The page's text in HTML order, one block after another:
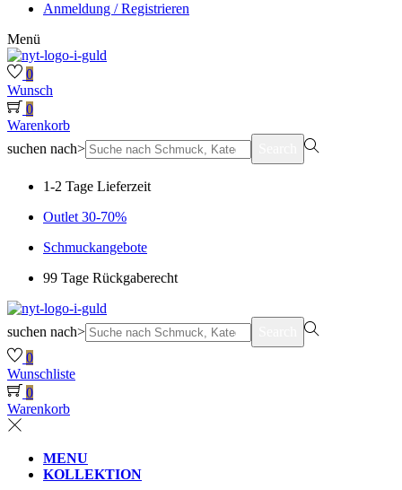
Anmeldung / Registrieren
Menü
0
Wunsch
0
Warenkorb
suchen nach>
1-2 Tage Lieferzeit
Outlet 30-70%
Schmuckangebote
99 Tage Rückgaberecht
suchen nach>
0
Wunschliste
0
Warenkorb
MENU
KOLLEKTION